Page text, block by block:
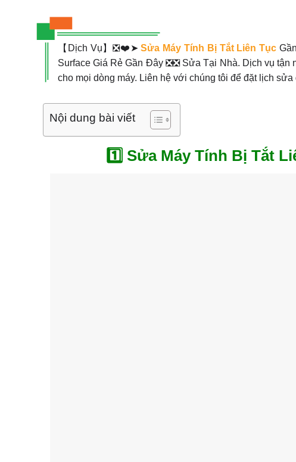
【Dịch Vụ】❎❤️➤Sửa Máy Tính Bị Tắt Liên Tục
Surface Giá Rẻ Gần Đây ❎❎ Sửa Tại Nhà. Dịch vụ
cho mọi dòng máy. Liên hệ với chúng tôi để đặt lịch sửa
Nội dung bài viết
1️⃣ Sửa Máy Tính Bị Tắt